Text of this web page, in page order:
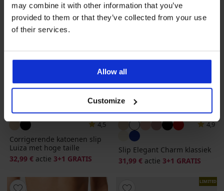
may combine it with other information that you’ve
provided to them or that they’ve collected from your use
of their services.
Allow all
Customize
4,5
Corrigerende katoenen slip
Luiza met hoge taille
32,99 € actie 3+1 GRATIS
3+1 GRATIS
4,9
Slip Elegant Charm klassiek
31,99 € actie 3+1 GRATIS
LIMITED